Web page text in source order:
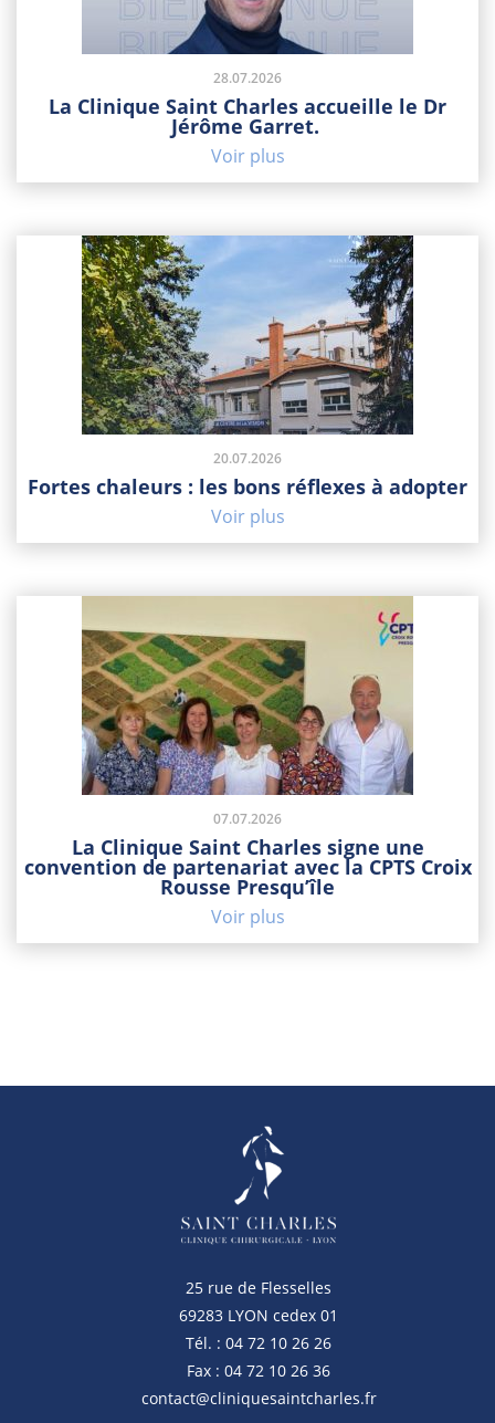
28.07.2026
La Clinique Saint Charles accueille le Dr
Jérôme Garret.
Voir plus
20.07.2026
Fortes chaleurs : les bons réflexes à adopter
Voir plus
07.07.2026
La Clinique Saint Charles signe une
convention de partenariat avec la CPTS Croix
Rousse Presqu’île
Voir plus
25 rue de Flesselles
69283 LYON cedex 01
Tél. : 04 72 10 26 26
Fax : 04 72 10 26 36
contact@cliniquesaintcharles.fr